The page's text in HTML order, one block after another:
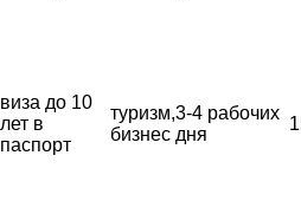
виза до 10
лет в
паспорт
туризм,
бизнес
3-4 рабочих
дня